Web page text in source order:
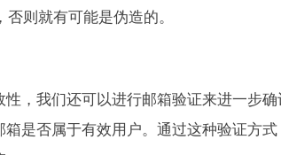
则就有可能是伪造的。
，我们还可以进行邮箱验证来进一步
是否属于有效用户。通过这种验证方